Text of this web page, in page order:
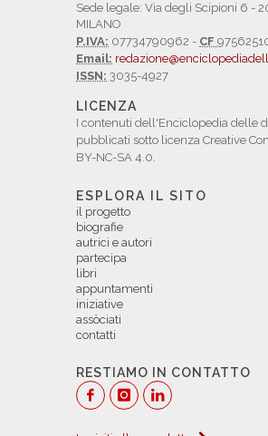
Sede legale: Via degli Scipioni 6 -
MILANO
P.IVA: 07734790962 - CF
Email:
ISSN: 3035-4927
LICENZA
I contenuti dell'Enciclopedia delle
pubblicati sotto licenza Creative
BY-NC-SA 4.0.
ESPLORA IL SITO
il progetto
biografie
autrici e autori
partecipa
libri
appuntamenti
iniziative
assòciati
contatti
RESTIAMO IN CONTATTO